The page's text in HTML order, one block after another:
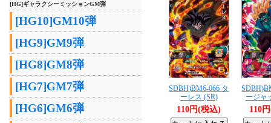
[HG]ギャラクシーミッションGM弾
[HG10]GM10弾
[HG9]GM9弾
[HG8]GM8弾
[HG7]GM7弾
[HG6]GM6弾
SDBH)BM6-066 タ
ーレス (SR)
110円(税込)
ージャ
110